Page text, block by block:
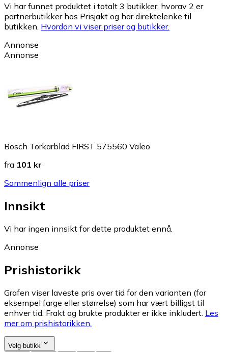
Vi har funnet produktet i totalt 3 butikker, hvorav 2 er
partnerbutikker hos Prisjakt og har direktelenke til
butikken. Hvordan vi viser priser og butikker.
Annonse
Annonse
Bosch Torkarblad FIRST 575560 Valeo
fra 101 kr
Sammenlign alle priser
Innsikt
Vi har ingen innsikt for dette produktet ennå.
Annonse
Prishistorikk
Grafen viser laveste pris over tid for den varianten (for
eksempel farge eller størrelse) som har vært billigst til
enhver tid. Frakt og brukte produkter er ikke inkludert. Les
mer om prishistorikken.
Velg butikk